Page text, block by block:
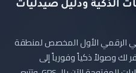
الذكية ودليل صيدليات
الرقمي الأول المخصص لمنطقة
لك وصولاً ذكياً وفورياً إلى